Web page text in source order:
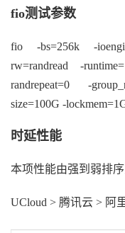
fio测试参数
fio -bs=256k -
rw=randread -
randrepeat=0 -
size=100G -
时延性能
本项性能由强到弱排序
UCloud > 腾讯云 > 阿